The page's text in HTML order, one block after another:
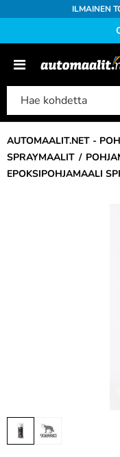
ILMAINEN
AUTOMAALIT.NET -
SPRAYMAALIT
EPOKSIPOHJAMAALI